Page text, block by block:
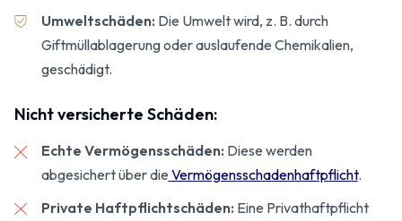
Umweltschäden: Die Umwelt wird, z. B. durch
Giftmüllablagerung oder auslaufende Chemikalien,
geschädigt.
Nicht versicherte Schäden:
Echte Vermögensschäden: Diese werden
abgesichert über die Vermögensschaden­haftpflicht.
Private Haftpflichtschäden: Eine Privathaftpflicht